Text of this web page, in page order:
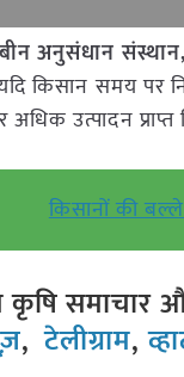
अनुसंधान
किसान समय पर
उत्पादन
किसानों की
कृषि
,टेलीग्राम,